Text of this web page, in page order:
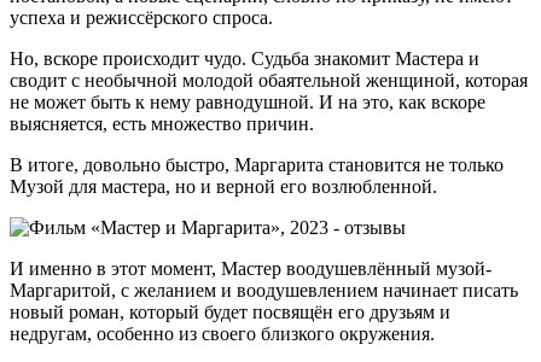
успеха и режиссёрского спроса.
Но, вскоре происходит чудо. Судьба знакомит Мастера и
сводит с необычной молодой обаятельной женщиной, которая
не может быть к нему равнодушной. И на это, как вскоре
выясняется, есть множество причин.
В итоге, довольно быстро, Маргарита становится не только
Музой для мастера, но и верной его возлюбленной.
И именно в этот момент, Мастер воодушевлённый музой-
Маргаритой, с желанием и воодушевлением начинает писать
новый роман, который будет посвящён его друзьям и
недругам, особенно из своего близкого окружения.